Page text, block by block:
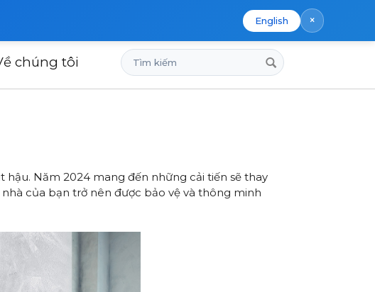
English ×
chúng tôi
Tìm
kiếm
Năm 2024 mang đến những cải tiến sẽ thay
của bạn trở nên được bảo vệ và thông minh